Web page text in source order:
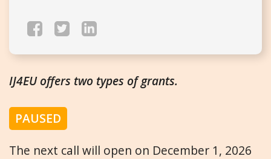
IJ4EU offers two types of grants.
PAUSED
The next call will open on December 1, 2026